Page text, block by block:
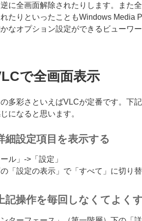
に全画面解除されたりします。また
たりといったこともWindows Media
なオプション設定ができるビューワ
で全画面表示
多彩さといえばVLCが定番です。下
になると思います。
細設定項目を表示する
ール」->「設定」
「設定の表示」で「すべて」に切り替
記操作を毎回しなくてよく